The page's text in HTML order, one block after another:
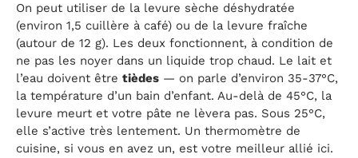
On peut utiliser de la levure sèche déshydratée
(environ 1,5 cuillère à café) ou de la levure fraîche
(autour de 12 g). Les deux fonctionnent, à condition de
ne pas les noyer dans un liquide trop chaud. Le lait et
l’eau doivent être tièdes — on parle d’environ 35-37°C,
la température d’un bain d’enfant. Au-delà de 45°C, la
levure meurt et votre pâte ne lèvera pas. Sous 25°C,
elle s’active très lentement. Un thermomètre de
cuisine, si vous en avez un, est votre meilleur allié ici.